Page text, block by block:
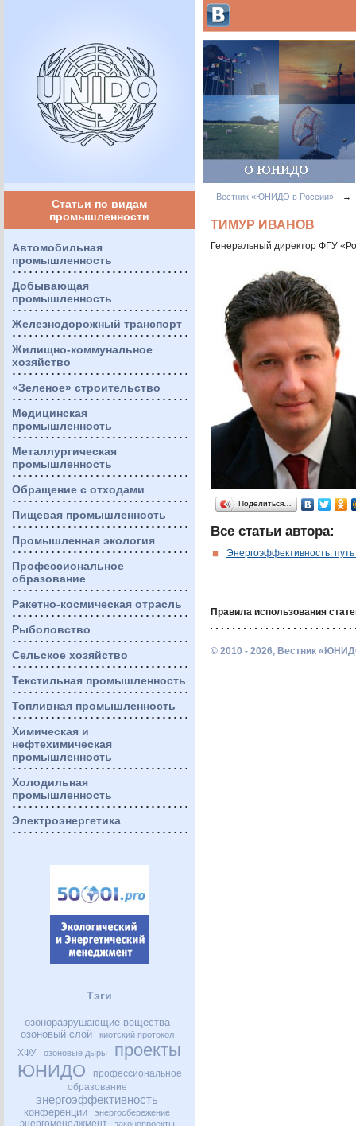
Статьи по видам
промышленности
Автомобильная
промышленность
Добывающая
промышленность
Железнодорожный транспорт
Жилищно-коммунальное
хозяйство
«Зеленое» строительство
Медицинская
промышленность
Металлургическая
промышленность
Обращение с отходами
Пищевая промышленность
Промышленная экология
Профессиональное
образование
Ракетно-космическая отрасль
Рыболовство
Сельское хозяйство
Текстильная промышленность
Топливная промышленность
Химическая и
нефтехимическая
промышленность
Холодильная
промышленность
Электроэнергетика
Тэги
озоноразрушающие вещества
озоновый слой
киотский протокол
ХФУ озоновые дыры
проекты
ЮНИДО
профессиональное
образование
энергоэффективность
конференции энергосбережение
энергоменеджмент законопроекты
Вестник «ЮНИДО в России» →
ТИМУР ИВАНОВ
Генеральный директор ФГУ
Поделиться…
Все статьи автора:
Энергоэффективность:
Правила использования
© 2010 - 2026, Вестник